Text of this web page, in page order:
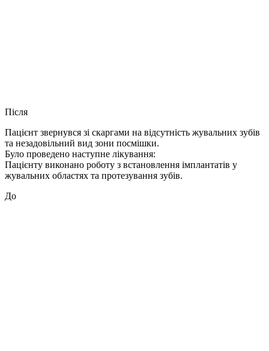
Після
Пацієнт звернувся зі скаргами на відсутність жувальних зубів
та незадовільний вид зони посмішки.
Було проведено наступне лікування:
Пацієнту виконано роботу з встановлення імплантатів у
жувальних областях та протезування зубів.
До